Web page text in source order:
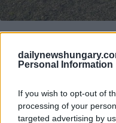
Personal Information
If you wish to opt-out of
processing of your
targeted advertising by
nei campi di lavoro forzato